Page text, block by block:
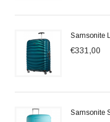
Samsonite
€331,00
Samsonite